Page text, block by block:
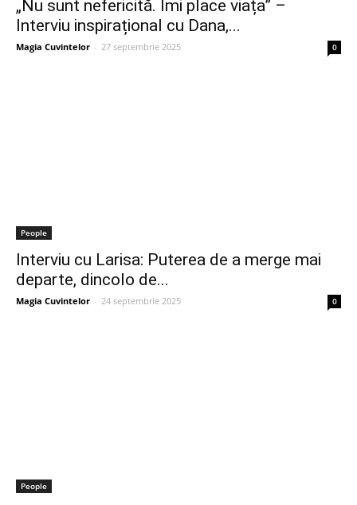
„Nu sunt nefericită. Îmi place viața” –
Interviu inspirațional cu Dana,...
Magia Cuvintelor - 27 septembrie 2025 0
People
Interviu cu Larisa: Puterea de a merge mai
departe, dincolo de...
Magia Cuvintelor - 24 septembrie 2025 0
People